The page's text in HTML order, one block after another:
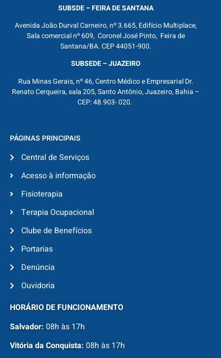
SUBSDE – FEIRA DE SANTANA
Avenida João Durval Carneiro, nº 3.665, Edifício Multiplace,
Sala comercial nº 609, Coronel José Pinto, Feira de
Santana/BA. CEP 44051-900.
SUBSEDE – JUAZEIRO
Rua Minas Gerais, nº 46, Centro Médico e Empresarial Dr.
Renato Cerqueira, sala 205, Santo Antônio, Juazeiro, Bahia –
CEP: 48.903- 020.
PÁGINAS PRINCIPAIS
Central de Serviços
Acesso à informação
Fisioterapia
Terapia Ocupacional
Clube de Benefícios
Portarias
Denúncia
Ouvidoria
HORÁRIO DE FUNCIONAMENTO
Salvador: 08h às 17h
Vitória da Conquista: 08h às 17h